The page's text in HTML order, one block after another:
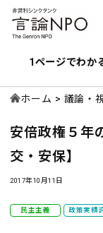
1ページでわか
ホーム 議論・
安倍政権５年
交・安保】
2017年10月11日
民主主義 政策実績